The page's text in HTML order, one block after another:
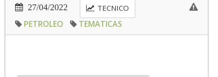
27/04/2022 TECNICO
PETROLEO TEMATICAS